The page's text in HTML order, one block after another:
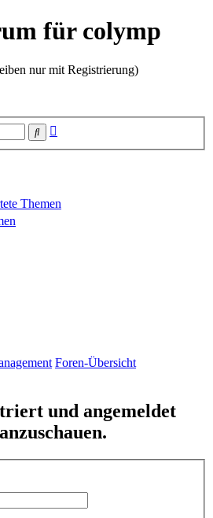
für colymp
nur mit Registrierung)
Suche
Themen
Foren-Übersicht
und angemeldet